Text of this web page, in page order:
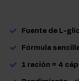
Fuente de L-
Fórmula
1 ración = 4